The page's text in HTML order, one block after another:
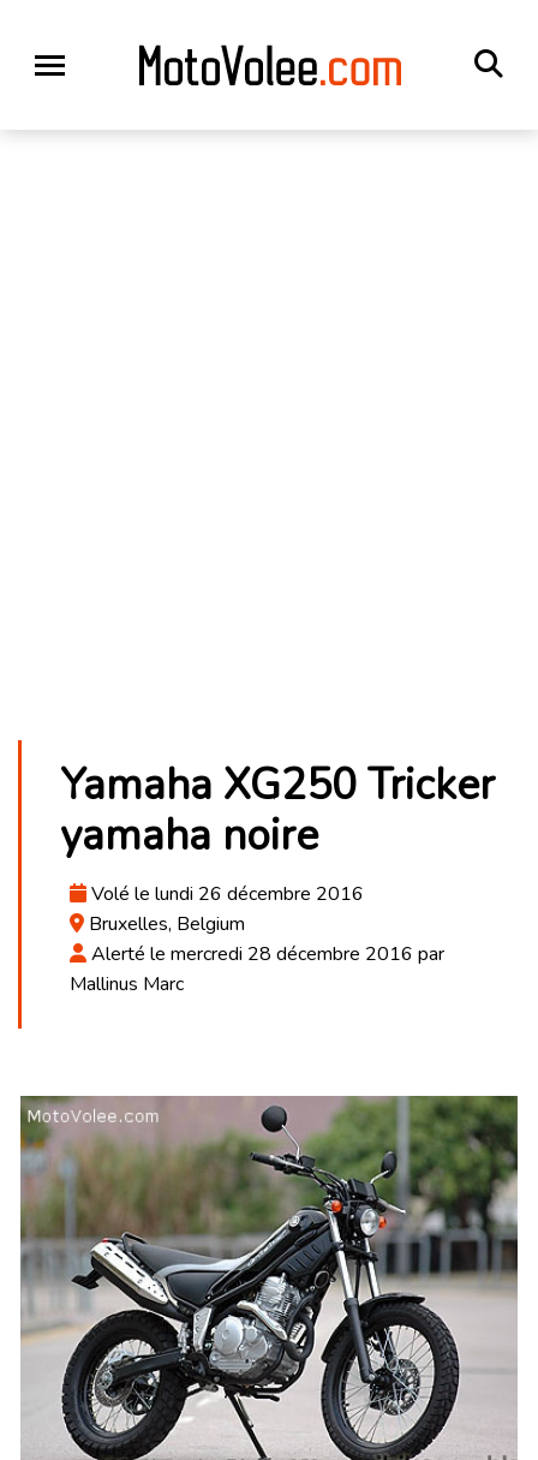
Yamaha XG250 Tricker
yamaha noire
Volé le lundi 26 décembre 2016
Bruxelles, Belgium
Alerté le mercredi 28 décembre 2016 par
Mallinus Marc